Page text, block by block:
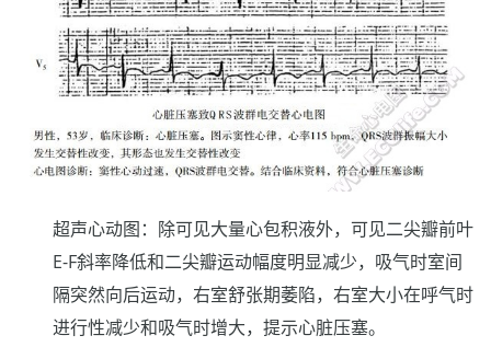
超声心动图：除可见大量心包积液外，可见二尖瓣前叶
E-F斜率降低和二尖瓣运动幅度明显减少，吸气时室间
隔突然向后运动，右室舒张期萎陷，右室大小在呼气时
进行性减少和吸气时增大，提示心脏压塞。